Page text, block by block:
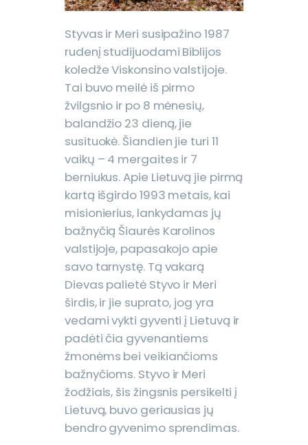
Styvas ir Meri susipažino 1987
rudenį studijuodami Biblijos
koledže Viskonsino valstijoje.
Tai buvo meilė iš pirmo
žvilgsnio ir po 8 mėnesių,
balandžio 23 dieną, jie
susituokė. Šiandien jie turi 11
vaikų – 4 mergaites ir 7
berniukus. Apie Lietuvą jie pirmą
kartą išgirdo 1993 metais, kai
misionierius, lankydamas jų
bažnyčią Šiaurės Karolinos
valstijoje, papasakojo apie
savo tarnystę. Tą vakarą
Dievas palietė Styvo ir Meri
širdis, ir jie suprato, jog yra
vedami vykti gyventi į Lietuvą ir
padėti čia gyvenantiems
žmonėms bei veikiančioms
bažnyčioms. Styvo ir Meri
žodžiais, šis žingsnis persikelti į
Lietuvą, buvo geriausias jų
bendro gyvenimo sprendimas.